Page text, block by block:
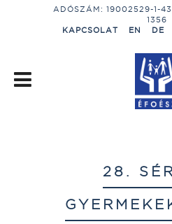
ADÓSZÁM: 19002529-1-
1356
KAPCSOLAT
EN DE
28.